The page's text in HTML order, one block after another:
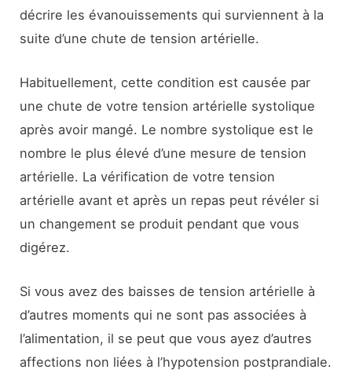
décrire les évanouissements qui surviennent à la
suite d’une chute de tension artérielle.
Habituellement, cette condition est causée par
une chute de votre tension artérielle systolique
après avoir mangé. Le nombre systolique est le
nombre le plus élevé d’une mesure de tension
artérielle. La vérification de votre tension
artérielle avant et après un repas peut révéler si
un changement se produit pendant que vous
digérez.
Si vous avez des baisses de tension artérielle à
d’autres moments qui ne sont pas associées à
l’alimentation, il se peut que vous ayez d’autres
affections non liées à l’hypotension postprandiale.